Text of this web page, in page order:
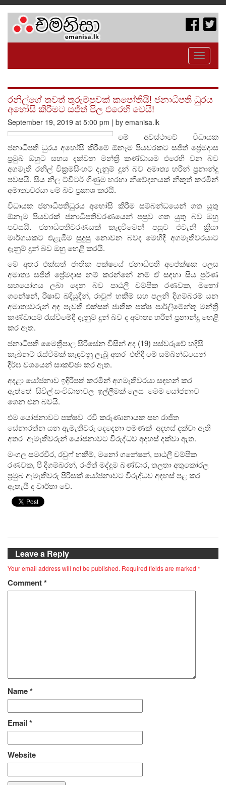
Toggle
රනිල්ගේ තවත් තුරුම්පුවක් කපෝතියි! ජනාධිපති ධුරය
අහෝසි කිරීමට සජිත් පිල එරෙහි වෙයි!
September 19, 2019 at 5:00 pm | by emanisa.lk
මේ අවස්ථාවේ විධායක
ජනාධිපති ධුරය අහෝසි කිරීමේ ඕනෑම පියවරකට සජිත් ප්‍රේමදාස
ප්‍රමුඛ ඔහුට සහය දක්වන මන්ත්‍රි කණ්ඩායම එරෙහි වන බව
අගමැති රනිල් වික්‍රමසිංහට දැනුම් දුන් බව අමාත්‍ය හරීන් ප්‍රනාන්දු
පවසයි. සිය නිල ට්විටර් ගිණුම හරහා නිවේදනයක් නිකුත් කරමින්
අමාත්‍යවරයා මේ බව ප්‍රකාශ කරයි.
විධායක ජනාධිපතිධුරය අහෝසි කිරීම සම්බන්ධයෙන් ගත යුතු
ඕනෑම පියවරක් ජනාධිපතිවරණයෙන් පසුව ගත යුතු බව ඔහු
පවසයි. ජනාධිපතිවරණයක් කැඳවීමෙන් පසුව එවැනි ක්‍රියා
මාර්ගයකට එළැඹීම සුදුසු නොවන බවද මෙහිදී අගමැතිවරයාට
දැනුම් දුන් බව ඔහු හෙළි කරයි.
මේ අතර එක්සත් ජාතික පක්ෂයේ ජනාධිපති අපේක්ෂක ලෙස
අමාත්‍ය සජිත් ප්‍රේමදාස නම් කරන්නේ නම් ඒ සඳහා සිය පුර්ණ
සහයෝගය ලබා දෙන බව පාඨලි චම්පික රණවක, මනෝ
ගනේෂන්, රිෂාඩ් බදියුදීන්, රාවුෆ් හකීම් සහ පලනි දිගම්බරම් යන
අමාත්‍යවරුන් අද පැවති එක්සත් ජාතික පක්ෂ පාර්ලිමේන්තු මන්ත්‍රි
කණ්ඩායම් රැස්වීමේදී දැනුම් දුන් බව ද අමාත්‍ය හරීන් ප්‍රනාන්දු හෙළි
කර ඇත.
ජනාධිපති මෛත්‍රීපාල සිරිසේන විසින් අද (19) පස්වරුවේ හදිසි
කැබිනට් රැස්වීමක් කැඳවනු ලැබූ අතර එහිදී මේ සම්බන්ධයෙන්
දීර්ඝ වශයෙන් සාකච්ඡා කර ඇත.
අදළා යෝජනාව ඉදිරිපත් කරමින් අගමැතිවරයා සඳහන් කර
ඇත්තේ සිවිල් සංවිධානවල ඉල්ලීමක් ලෙස මෙම යෝජනාව
ගෙන එන බවයි.
එම යෝජනාවට පක්ෂව රවී කරුණානායක සහ රාජිත
සේනාරත්න යන ඇමැතිවරු දෙදෙනා පමණක් අදහස් දක්වා ඇති
අතර ඇමැතිවරුන් යෝජනාවට විරුද්ධව අදහස් දක්වා ඇත.
මංගල සමරවීර, රවුෆ් හකීම්, මනෝ ගනේෂන්, පාඨලී චම්පික
රණවක, පී දිගම්බරන්, රංජිත් මද්දුම බණ්ඩාර, තලතා අතුකෝරල
ප්‍රමුඛ ඇමැතිවරු පිරිසක් යෝජනාවට විරුද්ධව අදහස් පළ කර
ඇතැයි ද වාර්තා වේ.
Leave a Reply
Your email address will not be published. Required fields are marked *
Comment*
Name*
Email *
Website